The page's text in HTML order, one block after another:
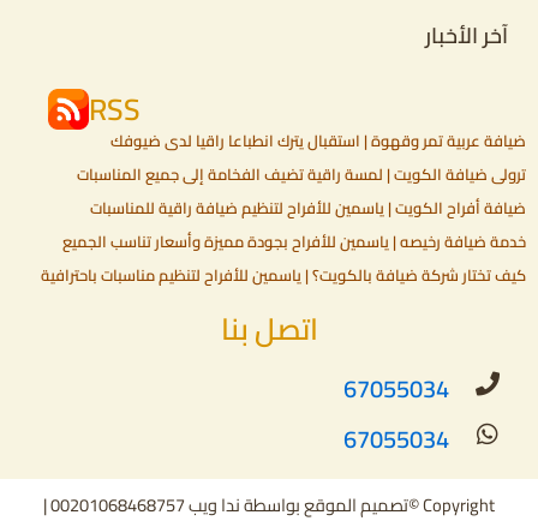
آخر الأخبار
RSS
ضيافة عربية تمر وقهوة | استقبال يترك انطباعا راقيا لدى ضيوفك
ترولي ضيافة الكويت | لمسة راقية تضيف الفخامة إلى جميع المناسبات
ضيافة أفراح الكويت | ياسمين للأفراح لتنظيم ضيافة راقية للمناسبات
خدمة ضيافة رخيصه | ياسمين للأفراح بجودة مميزة وأسعار تناسب الجميع
كيف تختار شركة ضيافة بالكويت؟ | ياسمين للأفراح لتنظيم مناسبات باحترافية
اتصل بنا
67055034
67055034
Copyright ©تصميم الموقع بواسطة ندا ويب 00201068468757 |